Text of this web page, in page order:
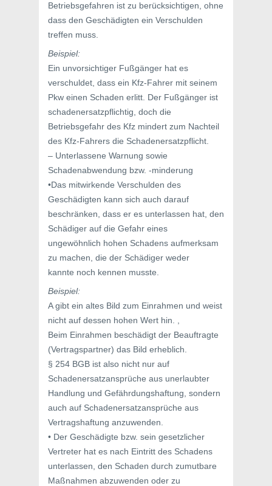
Betriebsgefahren ist zu berücksichtigen, ohne
dass den Geschädigten ein Verschulden
treffen muss.
Beispiel:
Ein unvorsichtiger Fußgänger hat es
verschuldet, dass ein Kfz-Fahrer mit seinem
Pkw einen Schaden erlitt. Der Fußgänger ist
schadenersatzpflichtig, doch die
Betriebsgefahr des Kfz mindert zum Nachteil
des Kfz-Fahrers die Schadenersatzpflicht.
– Unterlassene Warnung sowie
Schadenabwendung bzw. -minderung
•Das mitwirkende Verschulden des
Geschädigten kann sich auch darauf
beschränken, dass er es unterlassen hat, den
Schädiger auf die Gefahr eines
ungewöhnlich hohen Schadens aufmerksam
zu machen, die der Schädiger weder
kannte noch kennen musste.
Beispiel:
A gibt ein altes Bild zum Einrahmen und weist
nicht auf dessen hohen Wert hin. ,
Beim Einrahmen beschädigt der Beauftragte
(Vertragspartner) das Bild erheblich.
§ 254 BGB ist also nicht nur auf
Schadenersatzansprüche aus unerlaubter
Handlung und Gefährdungshaftung, sondern
auch auf Schadenersatzansprüche aus
Vertragshaftung anzuwenden.
• Der Geschädigte bzw. sein gesetzlicher
Vertreter hat es nach Eintritt des Schadens
unterlassen, den Schaden durch zumutbare
Maßnahmen abzuwenden oder zu